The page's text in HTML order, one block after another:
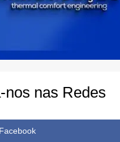
nos nas Redes
Facebook